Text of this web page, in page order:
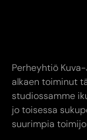
Perheyhtiö
alkaen toiminut
studiossamme
jo toisessa
suurimpia